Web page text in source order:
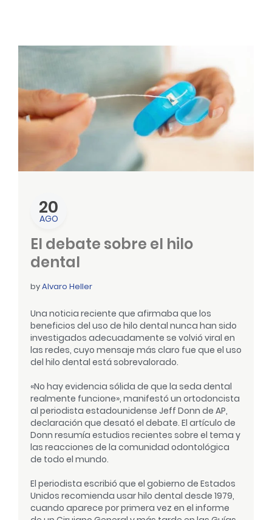
20
AGO
El debate sobre el hilo
dental
byAlvaro Heller
Una noticia reciente que afirmaba que los
beneficios del uso de hilo dental nunca han sido
investigados adecuadamente se volvió viral en
las redes, cuyo mensaje más claro fue que el uso
del hilo dental está sobrevalorado.
«No hay evidencia sólida de que la seda dental
realmente funcione», manifestó un ortodoncista
al periodista estadounidense Jeff Donn de AP,
declaración que desató el debate. El artículo de
Donn resumía estudios recientes sobre el tema y
las reacciones de la comunidad odontológica
de todo el mundo.
El periodista escribió que el gobierno de Estados
Unidos recomienda usar hilo dental desde 1979,
cuando aparece por primera vez en el informe